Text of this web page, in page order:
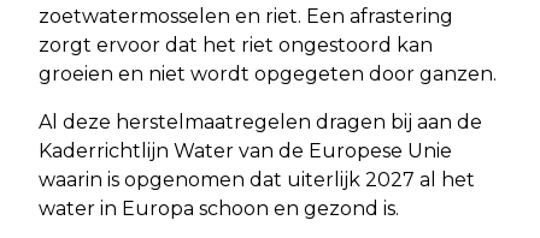
zoetwatermosselen en riet. Een afrastering
zorgt ervoor dat het riet ongestoord kan
groeien en niet wordt opgegeten door ganzen.
Al deze herstelmaatregelen dragen bij aan de
Kaderrichtlijn Water van de Europese Unie
waarin is opgenomen dat uiterlijk 2027 al het
water in Europa schoon en gezond is.